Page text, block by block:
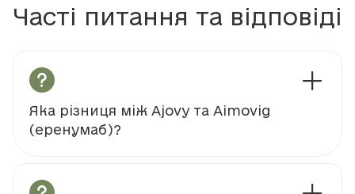
Часті питання та відповіді
Яка різниця між Ajovy та Aimovig
(еренумаб)?